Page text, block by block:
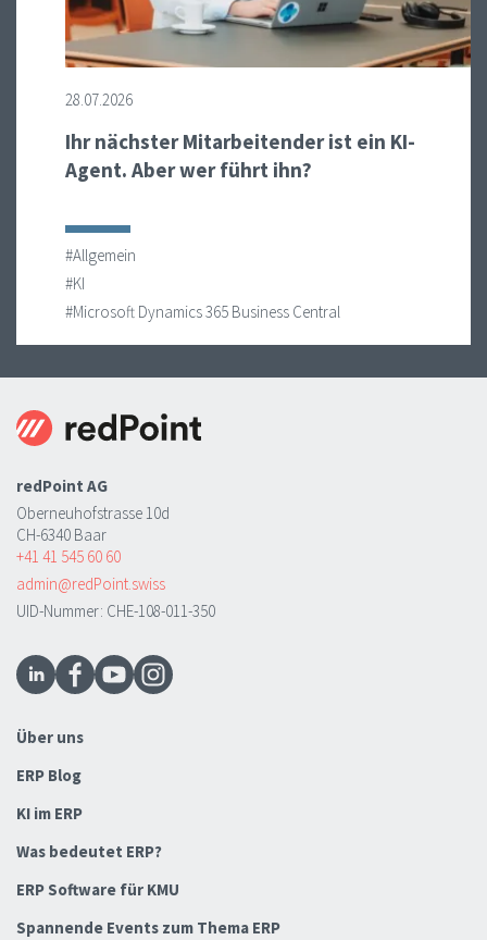
28.07.2026
Ihr nächster Mitarbeitender ist ein KI-
Agent. Aber wer führt ihn?
#Allgemein
#KI
#Microsoft Dynamics 365 Business Central
redPoint AG
Oberneuhofstrasse 10d
CH-6340 Baar
+41 41 545 60 60
admin@redPoint.swiss
UID-Nummer: CHE-108-011-350
Über uns
ERP Blog
KI im ERP
Was bedeutet ERP?
ERP Software für KMU
Spannende Events zum Thema ERP